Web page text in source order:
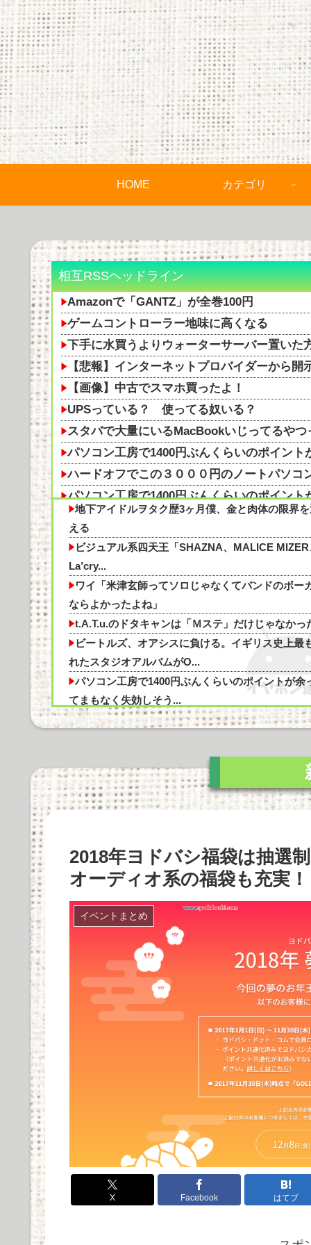
HOME カテゴリ
相互RSSヘッドライン
Amazonで「GANTZ」が全巻100円
ゲームコントローラー地味に高くなる
下手に水買うよりウォーターサーバー置いた
【悲報】インターネットプロバイダーから
【画像】中古でスマホ買ったよ！
UPSっている？ 使ってる奴いる？
スタバで大量にいるMacBookいじってるや
パソコン工房で1400円ぶんくらいのポイン
ハードオフでこの３０００円のノートパソコ
パソコン工房で1400円ぶんくらいのポイン
【AM4】さすがにDDR5へ乗り換えるタイミ
ハードオフで3000円のこのノートパソコン
世界的なブームとなっている抹茶、「中国
することを望む」
「今晩はパン1個で我慢するよ」〈年金月17
きゅうりってほとんど水分らしいけど食う意
暇やから近くの山に探検するぜ
Powered by livedoor 相互RSS
地下アイドルヲタク歴3ヶ月僕、金と肉体の限界
える
ビジュアル系四天王「SHAZNA、MALICE MIZER
La’cry...
ワイ「米津玄師ってソロじゃなくてバンドのボー
ならよかったよね」
t.A.T.u.のドタキャンは「Ｍステ」だけじゃなかっ
ビートルズ、オアシスに負ける。イギリス史上最
れたスタジオアルバムがO...
パソコン工房で1400円ぶんくらいのポイントが余
てまもなく失効しそう...
【AM4】さすがにDDR5へ乗り換えるタイミング
ハードオフで3000円のこのノートパソコン見つけ
だけどどうですか？他
Apple vs Microsoftならどっちが強いんや？他
Apple Vision Proの音質や機能性、使用感を徹底
剖！価格の...
Marantz MODEL M1とSTEREO 70sの比較：どち
を選...
Cadenza 12は本当に価値があるのか？価格に見合
た音質とデザイン...
COREIR AL ALLOYの実際の使用感と評価まとめ
Powered by livedoor 相互RSS
2018年ヨドバシ福袋は抽選
オーディオ系の福袋も充実
イベントまとめ
X Facebook はてブ